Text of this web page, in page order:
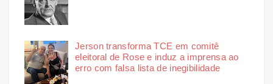
Jerson transforma TCE em comitê
eleitoral de Rose e induz a imprensa ao
erro com falsa lista de inegibilidade